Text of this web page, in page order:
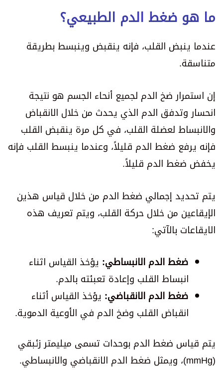
ما هو ضغط الدم الطبيعي؟
عندما ينبض القلب، فإنه ينقبض وينبسط بطريقة
متناسقة.
إن استمرار ضخ الدم لجميع أنحاء الجسم هو نتيجة
انحسار وتدفق الدم الذي يحدث من خلال الانقباض
والانبساط لعضلة القلب، في كل مرة ينقبض القلب
فإنه يرفع ضغط الدم قليلاً، وعندما ينبسط القلب فإنه
يخفض ضغط الدم قليلاً.
يتم تحديد إجمالي ضغط الدم من خلال قياس هذين
الإيقاعين من خلال حركة القلب، ويتم تعريف هذه
الايقاعات بالآتي:
ضغط الدم الانبساطي: يؤخذ القياس اثناء
انبساط القلب وإعادة تعبئته بالدم.
ضغط الدم الانقباضي: يؤخذ القياس أثناء
انقباض القلب وضخ الدم في الأوعية الدموية.
يتم قياس ضغط الدم بوحدات تسمى ميليمتر زئبقي
(mmHg)، ويمثل ضغط الدم الانقباضي والانبساطي.